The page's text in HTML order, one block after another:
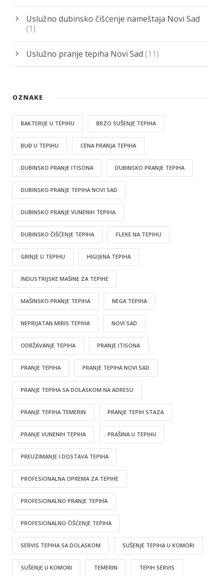
Uslužno dubinsko čišćenje nameštaja Novi Sad
(1)
Uslužno pranje tepiha Novi Sad (11)
OZNAKE
BAKTERIJE U TEPIHU BRZO SUŠENJE TEPIHA
BUĐ U TEPIHU CENA PRANJA TEPIHA
DUBINSKO PRANJE ITISONA DUBINSKO PRANJE TEPIHA
DUBINSKO PRANJE TEPIHA NOVI SAD
DUBINSKO PRANJE VUNENIH TEPIHA
DUBINSKO ČIŠĆENJE TEPIHA FLEKE NA TEPIHU
GRINJE U TEPIHU HIGIJENA TEPIHA
INDUSTRIJSKE MAŠINE ZA TEPIHE
MAŠINSKO PRANJE TEPIHA NEGA TEPIHA
NEPRIJATAN MIRIS TEPIHA NOVI SAD
ODRŽAVANJE TEPIHA PRANJE ITISONA
PRANJE TEPIHA PRANJE TEPIHA NOVI SAD
PRANJE TEPIHA SA DOLASKOM NA ADRESU
PRANJE TEPIHA TEMERIN PRANJE TEPIH STAZA
PRANJE VUNENIH TEPIHA PRAŠINA U TEPIHU
PREUZIMANJE I DOSTAVA TEPIHA
PROFESIONALNA OPREMA ZA TEPIHE
PROFESIONALNO PRANJE TEPIHA
PROFESIONALNO ČIŠĆENJE TEPIHA
SERVIS TEPIHA SA DOLASKOM SUŠENJE TEPIHA U KOMORI
SUŠENJE U KOMORI TEMERIN TEPIH SERVIS